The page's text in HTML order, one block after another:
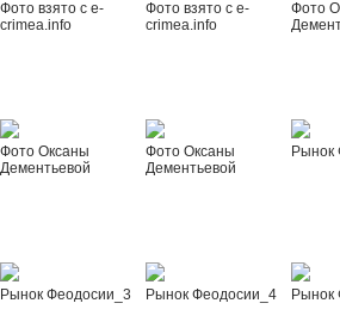
Фото взято с e-
crimea.info
Фото взято с e-
crimea.info
Фото
Фото Оксаны
Дементьевой
Фото Оксаны
Дементьевой
Рынок
Рынок Феодосии_3 Рынок Феодосии_4 Рынок